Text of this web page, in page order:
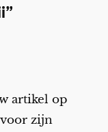
artikel op
zijn